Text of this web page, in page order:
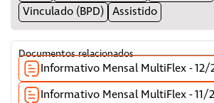
Vinculado (BPD) Assistido
Documentos relacionados
Informativo Mensal MultiFlex - 12/
Informativo Mensal MultiFlex - 11/